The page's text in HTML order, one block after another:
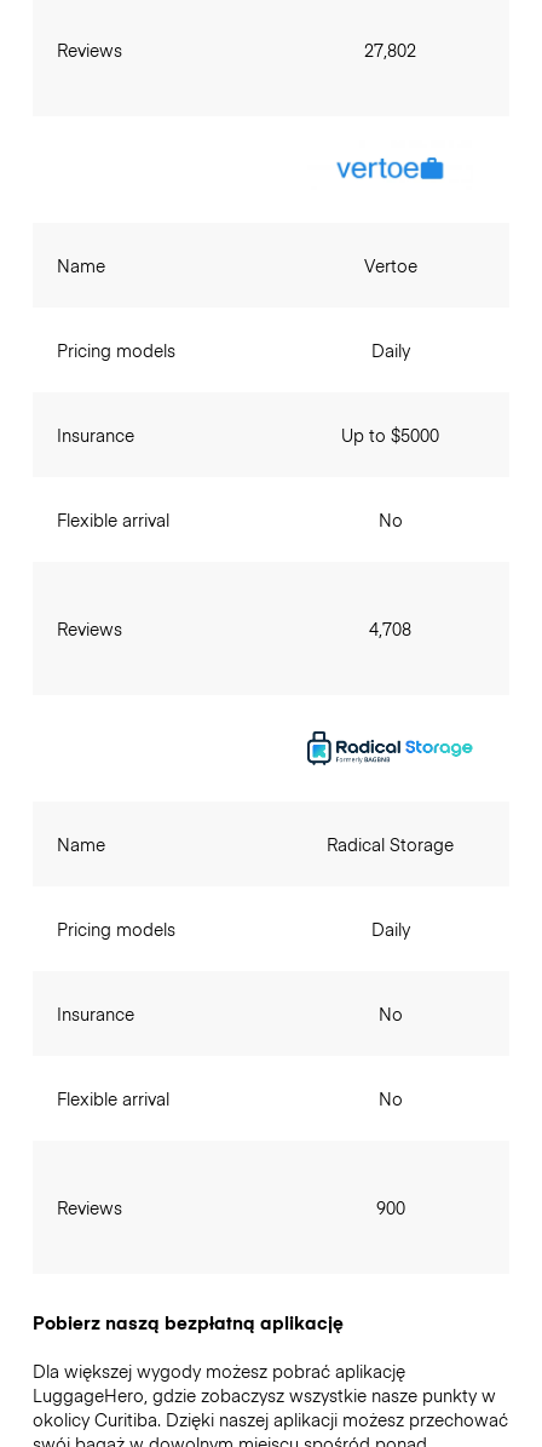
Reviews 27,802
Name
Pricing models
Insurance
Flexible arrival
Reviews
Vertoe
Daily
Up to $5000
No
4,708
Name
Pricing models
Insurance
Flexible arrival
Reviews
Radical Storage
Daily
No
No
900
Pobierz naszą bezpłatną aplikację
Dla większej wygody możesz pobrać aplikację
LuggageHero, gdzie zobaczysz wszystkie nasze punkty w
okolicy Curitiba. Dzięki naszej aplikacji możesz przechować